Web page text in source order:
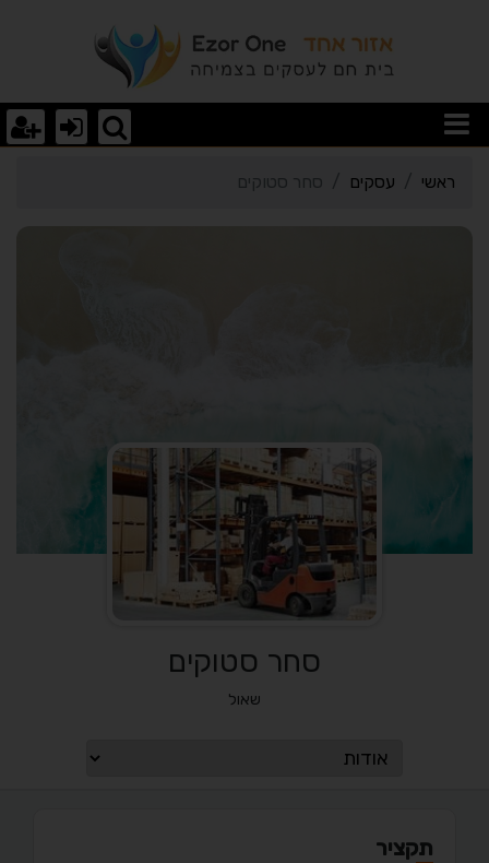
פרטי כרטיס העסק סחר
ראשי עסקים סחר סטוקים
סחר סטוקים
שאול
תקציר